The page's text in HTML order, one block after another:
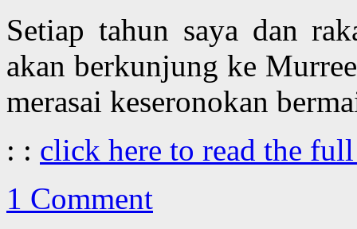
Setiap tahun saya dan
akan berkunjung ke
merasai keseronokan
: : click here to read the
1 Comment